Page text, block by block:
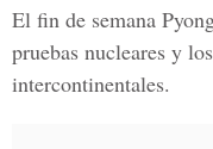
El fin de semana
pruebas nucleares y
intercontinentales.